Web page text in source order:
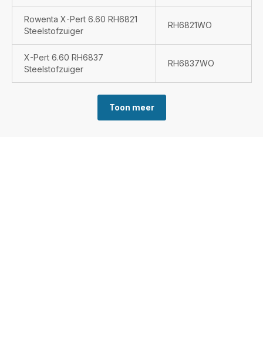
Rowenta X-Pert 6.60 RH6821
Steelstofzuiger
RH6821WO
X-Pert 6.60 RH6837
Steelstofzuiger
RH6837WO
Toon meer